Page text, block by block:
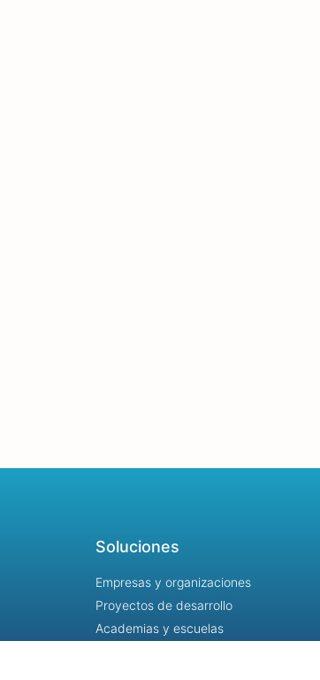
Soluciones
Empresas y organizaciones
Proyectos de desarrollo
Academias y escuelas